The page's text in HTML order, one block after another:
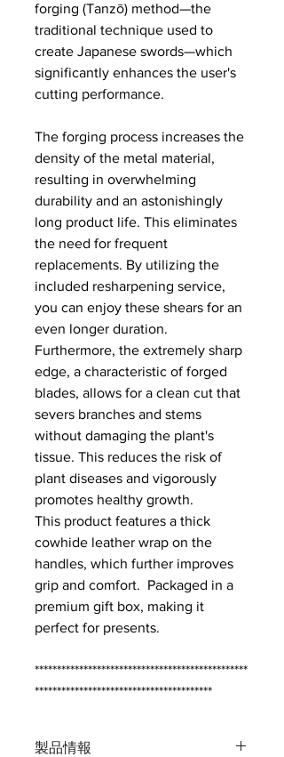
forging (Tanzō) method—the
traditional technique used to
create Japanese swords—which
significantly enhances the user's
cutting performance.
The forging process increases the
density of the metal material,
resulting in overwhelming
durability and an astonishingly
long product life. This eliminates
the need for frequent
replacements. By utilizing the
included resharpening service,
you can enjoy these shears for an
even longer duration.
Furthermore, the extremely sharp
edge, a characteristic of forged
blades, allows for a clean cut that
severs branches and stems
without damaging the plant's
tissue. This reduces the risk of
plant diseases and vigorously
promotes healthy growth.
This product features a thick
cowhide leather wrap on the
handles, which further improves
grip and comfort. Packaged in a
premium gift box, making it
perfect for presents.
************************************************
****************************************
製品情報